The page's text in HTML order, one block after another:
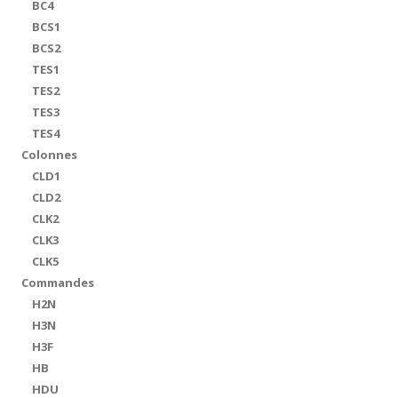
BC4
BCS1
BCS2
TES1
TES2
TES3
TES4
Colonnes
CLD1
CLD2
CLK2
CLK3
CLK5
Commandes
H2N
H3N
H3F
HB
HDU